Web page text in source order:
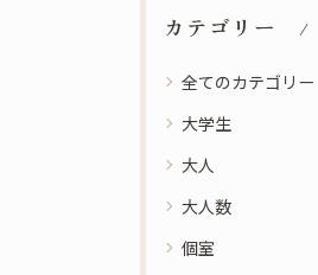
カテゴリー
全てのカテゴリー
大学生
大人
大人数
個室